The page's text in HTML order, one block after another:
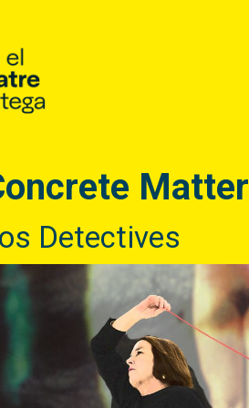
Matter
Detectives